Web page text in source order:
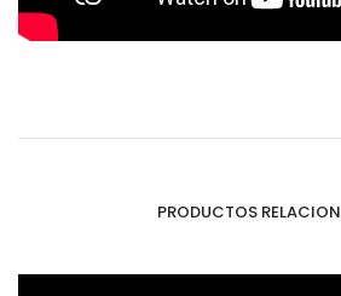
PRODUCTOS